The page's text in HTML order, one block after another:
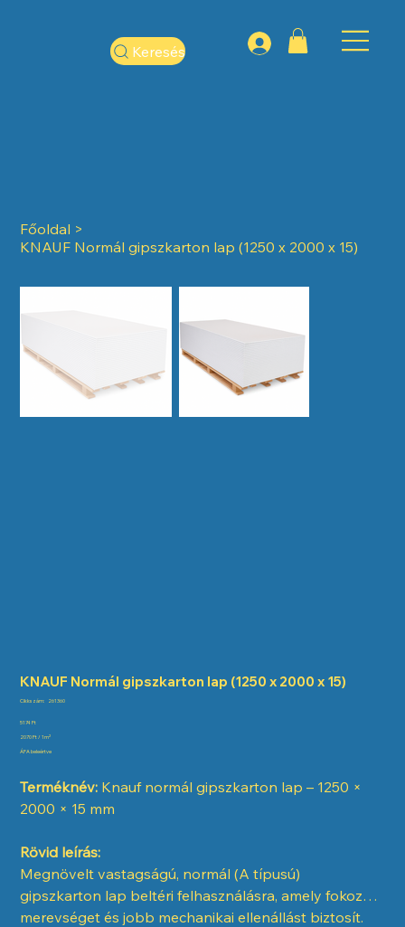
Keresés
Főoldal >
KNAUF Normál gipszkarton lap (1250 x 2000 x 15)
KNAUF Normál gipszkarton lap (1250 x 2000 x 15)
Cikkszám:
Cikkszám:
261360
Ár
5174 Ft
{{basePrice}}
per
2070 Ft / 1m²
ÁFA beleértve
Terméknév: Knauf normál gipszkarton lap – 1250 ×
2000 × 15 mm
Rövid leírás:
Megnövelt vastagságú, normál (A típusú)
gipszkarton lap beltéri felhasználásra, amely fokozott
merevséget és jobb mechanikai ellenállást biztosít.